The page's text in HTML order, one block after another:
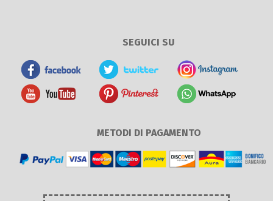
SEGUICI SU
METODI DI PAGAMENTO